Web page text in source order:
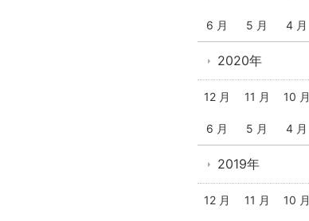
6 月 5 月 4 月
2020年
12 月 11 月 10 月
6 月 5 月 4 月
2019年
12 月 11 月 10 月